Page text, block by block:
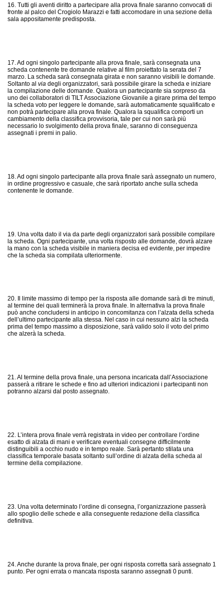
16. Tutti gli aventi diritto a partecipare alla prova finale saranno convocati di
fronte al palco del Crogiolo Marazzi e fatti accomodare in una sezione della
sala appositamente predisposta.
17. Ad ogni singolo partecipante alla prova finale, sarà consegnata una
scheda contenente tre domande relative al film proiettato la serata del 7
marzo. La scheda sarà consegnata girata e non saranno visibili le domande.
Soltanto al via degli organizzatori, sarà possibile girare la scheda e iniziare
la compilazione delle domande. Qualora un partecipante sia sorpreso da
uno dei collaboratori di TILT Associazione Giovanile a girare prima del tempo
la scheda voto per leggere le domande, sarà automaticamente squalificato e
non potrà partecipare alla prova finale. Qualora la squalifica comporti un
cambiamento della classifica provvisoria, tale per cui non sarà più
necessario lo svolgimento della prova finale, saranno di conseguenza
assegnati i premi in palio.
18. Ad ogni singolo partecipante alla prova finale sarà assegnato un numero,
in ordine progressivo e casuale, che sarà riportato anche sulla scheda
contenente le domande.
19. Una volta dato il via da parte degli organizzatori sarà possibile compilare
la scheda. Ogni partecipante, una volta risposto alle domande, dovrà alzare
la mano con la scheda visibile in maniera decisa ed evidente, per impedire
che la scheda sia compilata ulteriormente.
20. Il limite massimo di tempo per la risposta alle domande sarà di tre minuti,
al termine dei quali terminerà la prova finale. In alternativa la prova finale
può anche concludersi in anticipo in concomitanza con l’alzata della scheda
dell’ultimo partecipante alla stessa. Nel caso in cui nessuno alzi la scheda
prima del tempo massimo a disposizione, sarà valido solo il voto del primo
che alzerà la scheda.
21. Al termine della prova finale, una persona incaricata dall’Associazione
passerà a ritirare le schede e fino ad ulteriori indicazioni i partecipanti non
potranno alzarsi dal posto assegnato.
22. L’intera prova finale verrà registrata in video per controllare l’ordine
esatto di alzata di mani e verificare eventuali consegne difficilmente
distinguibili a occhio nudo e in tempo reale. Sarà pertanto stilata una
classifica temporale basata soltanto sull’ordine di alzata della scheda al
termine della compilazione.
23. Una volta determinato l’ordine di consegna, l’organizzazione passerà
allo spoglio delle schede e alla conseguente redazione della classifica
definitiva.
24. Anche durante la prova finale, per ogni risposta corretta sarà assegnato 1
punto. Per ogni errata o mancata risposta saranno assegnati 0 punti.